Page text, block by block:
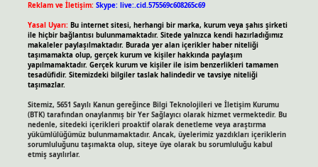
Reklam ve İletişim: Skype: live:.cid.575569c608265c69
Yasal Uyarı: Bu internet sitesi, herhangi bir marka, kurum veya şahıs şirketi
ile hiçbir bağlantısı bulunmamaktadır. Sitede yalnızca kendi hazırladığımız
makaleler paylaşılmaktadır. Burada yer alan içerikler haber niteliği
taşımamakta olup, gerçek kurum ve kişiler hakkında paylaşım
yapılmamaktadır. Gerçek kurum ve kişiler ile isim benzerlikleri tamamen
tesadüfidir. Sitemizdeki bilgiler taslak halindedir ve tavsiye niteliği
taşımazlar.
Sitemiz, 5651 Sayılı Kanun gereğince Bilgi Teknolojileri ve İletişim Kurumu
(BTK) tarafından onaylanmış bir Yer Sağlayıcı olarak hizmet vermektedir. Bu
nedenle, sitedeki içerikleri proaktif olarak denetleme veya araştırma
yükümlülüğümüz bulunmamaktadır. Ancak, üyelerimiz yazdıkları içeriklerin
sorumluluğunu taşımakta olup, siteye üye olarak bu sorumluluğu kabul
etmiş sayılırlar.